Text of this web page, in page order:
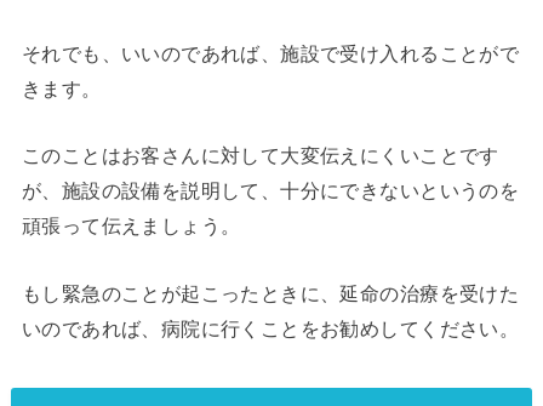
それでも、いいのであれば、施設で受け入れることがで
きます。
このことはお客さんに対して大変伝えにくいことです
が、施設の設備を説明して、十分にできないというのを
頑張って伝えましょう。
もし緊急のことが起こったときに、延命の治療を受けた
いのであれば、病院に行くことをお勧めしてください。